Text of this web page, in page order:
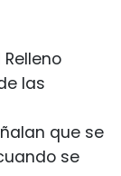
las
que se
se